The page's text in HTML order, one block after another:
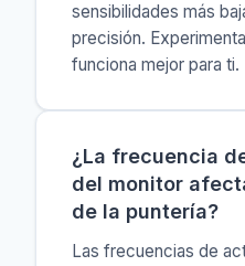
sensibilidades más
precisión.
funciona mejor para ti.
¿La frecuencia
del monitor
de la puntería?
Las frecuencias de